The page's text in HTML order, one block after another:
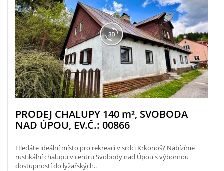
PRODEJ CHALUPY 140 m², SVOBODA
NAD ÚPOU, EV.Č.: 00866
Hledáte ideální místo pro rekreaci v srdci Krkonoš? Nabízíme
rustikální chalupu v centru Svobody nad Úpou s výbornou
dostupností do lyžařských..